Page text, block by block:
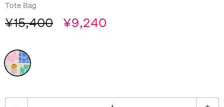
Tote Bag
¥15,400 ¥9,240